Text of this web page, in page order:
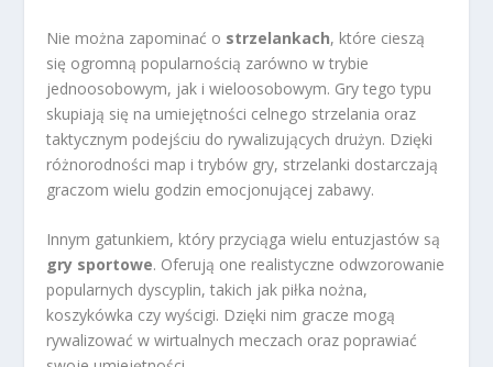
Nie można zapominać o strzelankach, które cieszą
się ogromną popularnością zarówno w trybie
jednoosobowym, jak i wieloosobowym. Gry tego typu
skupiają się na umiejętności celnego strzelania oraz
taktycznym podejściu do rywalizujących drużyn. Dzięki
różnorodności map i trybów gry, strzelanki dostarczają
graczom wielu godzin emocjonującej zabawy.
Innym gatunkiem, który przyciąga wielu entuzjastów są
gry sportowe. Oferują one realistyczne odwzorowanie
popularnych dyscyplin, takich jak piłka nożna,
koszykówka czy wyścigi. Dzięki nim gracze mogą
rywalizować w wirtualnych meczach oraz poprawiać